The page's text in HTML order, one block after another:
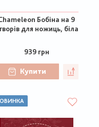
Бобіна на 9
для ножиць, біла
939 грн
Купити